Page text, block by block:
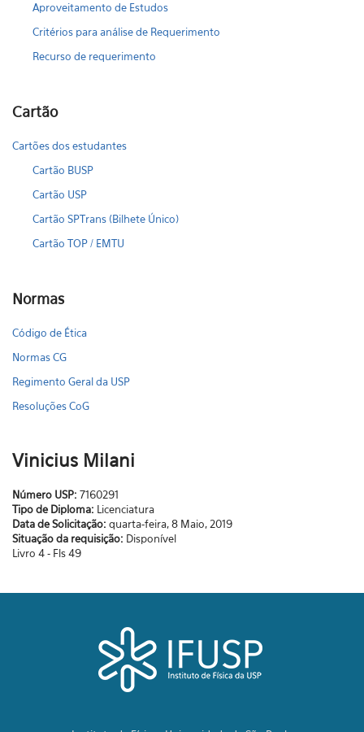
Aproveitamento de Estudos
Critérios para análise de Requerimento
Recurso de requerimento
Cartão
Cartões dos estudantes
Cartão BUSP
Cartão USP
Cartão SPTrans (Bilhete Único)
Cartão TOP / EMTU
Normas
Código de Ética
Normas CG
Regimento Geral da USP
Resoluções CoG
Vinicius Milani
Número USP: 7160291
Tipo de Diploma: Licenciatura
Data de Solicitação: quarta-feira, 8 Maio, 2019
Situação da requisição: Disponível
Livro 4 - Fls 49